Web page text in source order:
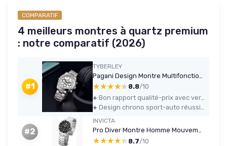
COMPARATIF
4 meilleurs montres à quartz premium
: notre comparatif (2026)
#1
TYBERLEY
★★★★★
★★★★★ 8.8/10
+
+
#2
INVICTA
Pro Diver Montre Homme Mouvement à Quartz en Acier Inoxydable - 43mm Argent / Noir
★★★★★
★★★★★ 8.7/10